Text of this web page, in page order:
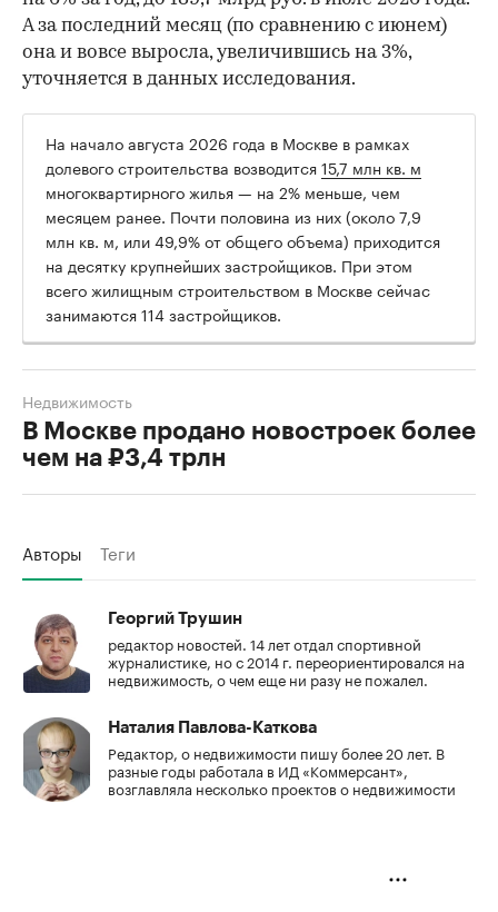
А за последний месяц (по сравнению с июнем)
она и вовсе выросла, увеличившись на 3%,
уточняется в данных исследования.
На начало августа 2026 года в Москве в рамках
долевого строительства возводится15,7 млн кв. м
многоквартирного жилья — на 2% меньше, чем
месяцем ранее. Почти половина из них (около 7,9
млн кв. м, или 49,9% от общего объема) приходится
на десятку крупнейших застройщиков. При этом
всего жилищным строительством в Москве сейчас
занимаются 114 застройщиков.
В Москве продано новостроек более
чем на ₽3,4 трлн
Недвижимость
Авторы Теги
Георгий Трушин
редактор новостей. 14 лет отдал спортивной
журналистике, но с 2014 г. переориентировался на
недвижимость, о чем еще ни разу не пожалел.
Наталия Павлова-Каткова
Редактор, о недвижимости пишу более 20 лет. В
разные годы работала в ИД «Коммерсант»,
возглавляла несколько проектов о недвижимости